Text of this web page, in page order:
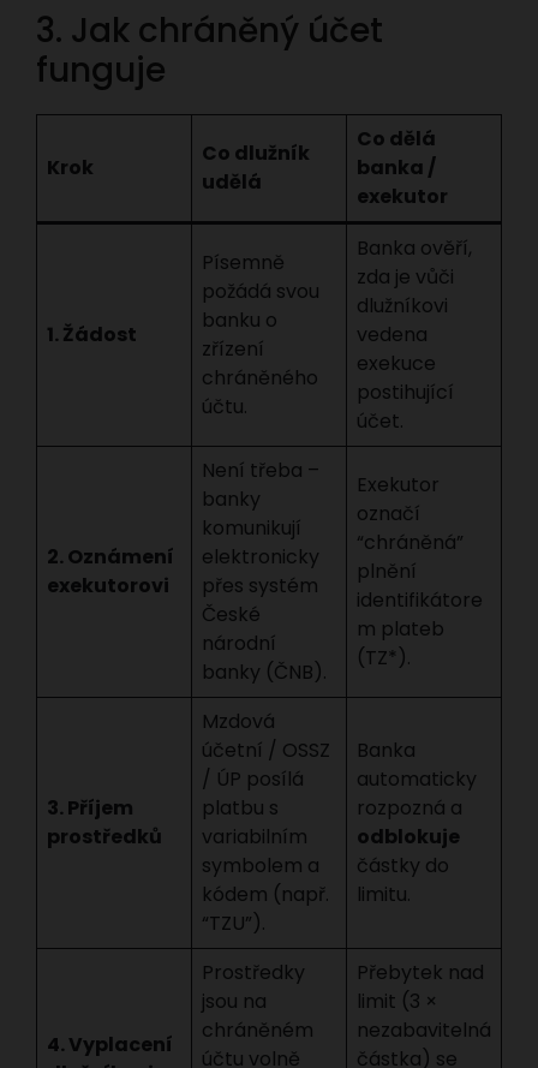
3. Jak chráněný účet
funguje
Krok
Co dlužník
udělá
Co dělá
banka /
exekutor
1. Žádost
Písemně
požádá svou
banku o
zřízení
chráněného
účtu.
Banka ověří,
zda je vůči
dlužníkovi
vedena
exekuce
postihující
účet.
2. Oznámení
exekutorovi
Není třeba –
banky
komunikují
elektronicky
přes systém
České
národní
banky (ČNB).
Exekutor
označí
“chráněná”
plnění
identifikátore
m plateb
(TZ*).
3. Příjem
prostředků
Mzdová
účetní / OSSZ
/ ÚP posílá
platbu s
variabilním
symbolem a
kódem (např.
“TZU”).
Banka
automaticky
rozpozná a
odblokuje
částky do
limitu.
4. Vyplacení
Prostředky
jsou na
chráněném
účtu volně
Přebytek nad
limit (3 ×
nezabavitelná
částka) se